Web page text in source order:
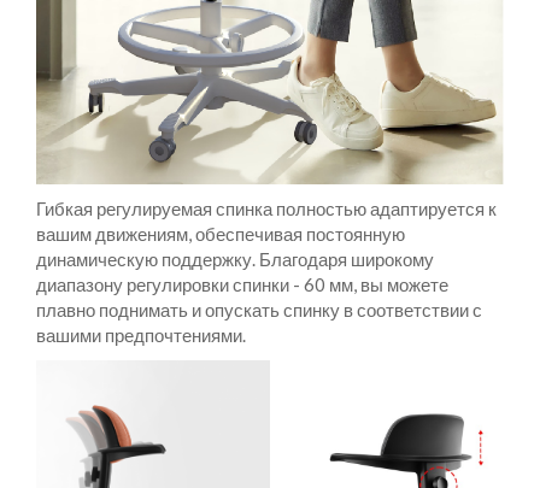
Гибкая регулируемая спинка полностью адаптируется к
вашим движениям, обеспечивая постоянную
динамическую поддержку. Благодаря широкому
диапазону регулировки спинки - 60 мм, вы можете
плавно поднимать и опускать спинку в соответствии с
вашими предпочтениями.